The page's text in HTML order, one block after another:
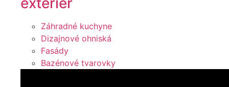
Záhradné kuchyne
Dizajnové ohniská
Fasády
Bazénové tvarovky